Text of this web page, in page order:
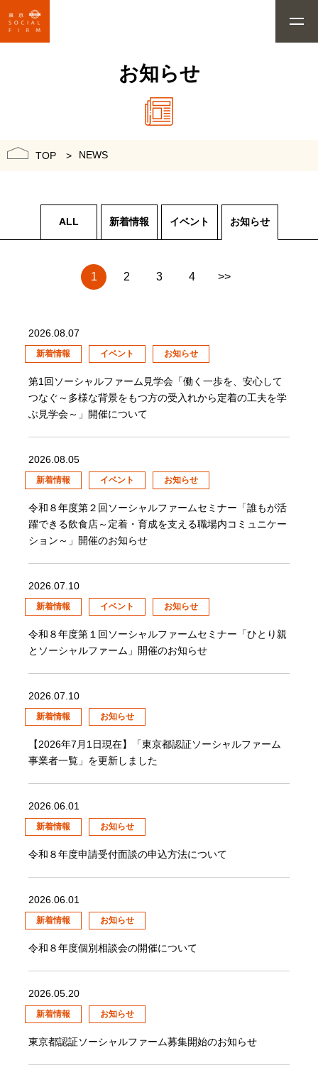
お知らせ
TOP NEWS
ALL 新着情報 イベント お知らせ
1 2 3 4 >>
2026.08.07
新着情報 イベント お知らせ
第1回ソーシャルファーム見学会「働く一歩を、安心して
つなぐ～多様な背景をもつ方の受入れから定着の工夫を学
ぶ見学会～」開催について
2026.08.05
新着情報 イベント お知らせ
令和８年度第２回ソーシャルファームセミナー「誰もが活
躍できる飲食店～定着・育成を支える職場内コミュニケー
ション～」開催のお知らせ
2026.07.10
新着情報 イベント お知らせ
令和８年度第１回ソーシャルファームセミナー「ひとり親
とソーシャルファーム」開催のお知らせ
2026.07.10
新着情報 お知らせ
【2026年7月1日現在】「東京都認証ソーシャルファーム
事業者一覧」を更新しました
2026.06.01
新着情報 お知らせ
令和８年度申請受付面談の申込方法について
2026.06.01
新着情報 お知らせ
令和８年度個別相談会の開催について
2026.05.20
新着情報 お知らせ
東京都認証ソーシャルファーム募集開始のお知らせ